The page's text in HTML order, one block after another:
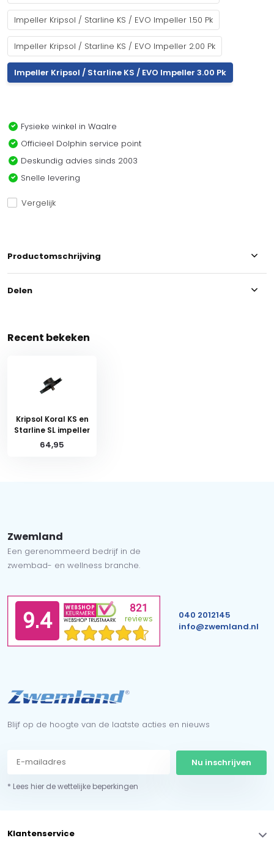
Impeller Kripsol / Starline KS / EVO Impeller 1.50 Pk
Impeller Kripsol / Starline KS / EVO Impeller 2.00 Pk
Impeller Kripsol / Starline KS / EVO Impeller 3.00 Pk
Fysieke winkel in Waalre
Officieel Dolphin service point
Deskundig advies sinds 2003
Snelle levering
Vergelijk
Productomschrijving
Delen
Recent bekeken
Kripsol Koral KS en
Starline SL impeller
64,95
Zwemland
Een gerenommeerd bedrijf in de
zwembad- en wellness branche.
040 2012145
info@zwemland.nl
Blijf op de hoogte van de laatste acties en nieuws
Nu inschrijven
* Lees hier de wettelijke beperkingen
Klantenservice